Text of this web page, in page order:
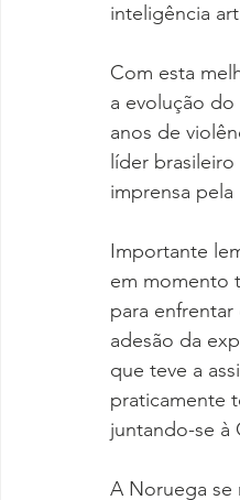
inteligência
Com esta
a evolução
anos de
líder
imprensa pela
Importante
em momento
para
adesão da
que teve a
praticamente
juntando-se à
A Noruega